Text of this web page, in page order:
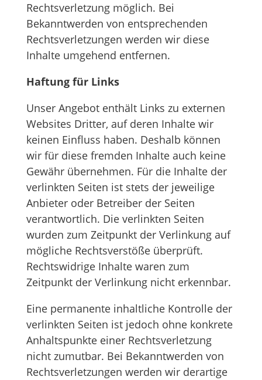
Rechtsverletzung möglich. Bei
Bekanntwerden von entsprechenden
Rechtsverletzungen werden wir diese
Inhalte umgehend entfernen.
Haftung für Links
Unser Angebot enthält Links zu externen
Websites Dritter, auf deren Inhalte wir
keinen Einfluss haben. Deshalb können
wir für diese fremden Inhalte auch keine
Gewähr übernehmen. Für die Inhalte der
verlinkten Seiten ist stets der jeweilige
Anbieter oder Betreiber der Seiten
verantwortlich. Die verlinkten Seiten
wurden zum Zeitpunkt der Verlinkung auf
mögliche Rechtsverstöße überprüft.
Rechtswidrige Inhalte waren zum
Zeitpunkt der Verlinkung nicht erkennbar.
Eine permanente inhaltliche Kontrolle der
verlinkten Seiten ist jedoch ohne konkrete
Anhaltspunkte einer Rechtsverletzung
nicht zumutbar. Bei Bekanntwerden von
Rechtsverletzungen werden wir derartige